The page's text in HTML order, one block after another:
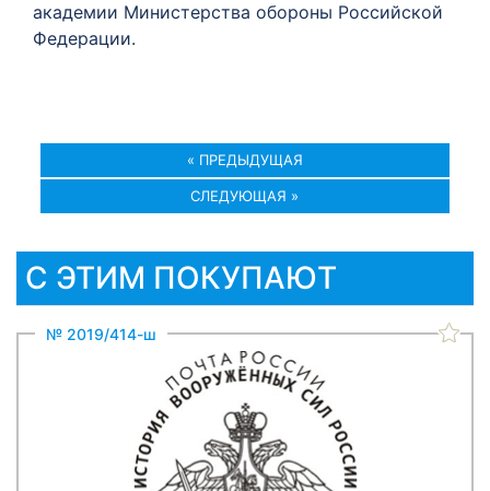
академии Министерства обороны Российской
Федерации.
« ПРЕДЫДУЩАЯ
СЛЕДУЮЩАЯ »
С ЭТИМ ПОКУПАЮТ
№ 2019/414-ш